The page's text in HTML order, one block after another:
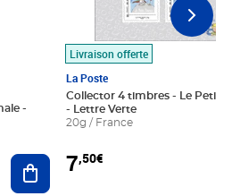
Ajouter au panier
Livraison offerte
La Poste
Collector 4 timbres - Le Petit
- Lettre Verte
20g / France
7,50€